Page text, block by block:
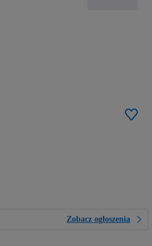
Zobacz ogłoszenia